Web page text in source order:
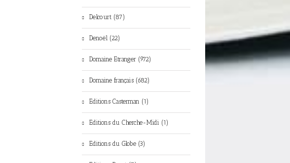
Delcourt (87)
Denoël (22)
Domaine Etranger (972)
Domaine français (682)
Editions Casterman (1)
Editions du Cherche-Midi (1)
Editions du Globe (3)